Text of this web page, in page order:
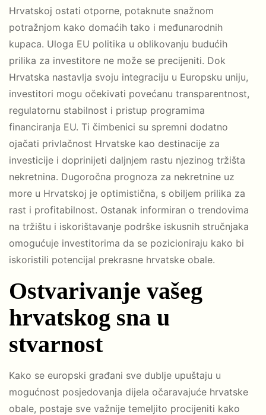
Hrvatskoj ostati otporne, potaknute snažnom
potražnjom kako domaćih tako i međunarodnih
kupaca. Uloga EU politika u oblikovanju budućih
prilika za investitore ne može se precijeniti. Dok
Hrvatska nastavlja svoju integraciju u Europsku uniju,
investitori mogu očekivati povećanu transparentnost,
regulatornu stabilnost i pristup programima
financiranja EU. Ti čimbenici su spremni dodatno
ojačati privlačnost Hrvatske kao destinacije za
investicije i doprinijeti daljnjem rastu njezinog tržišta
nekretnina. Dugoročna prognoza za nekretnine uz
more u Hrvatskoj je optimistična, s obiljem prilika za
rast i profitabilnost. Ostanak informiran o trendovima
na tržištu i iskorištavanje podrške iskusnih stručnjaka
omogućuje investitorima da se pozicioniraju kako bi
iskoristili potencijal prekrasne hrvatske obale.
Ostvarivanje vašeg
hrvatskog sna u
stvarnost
Kako se europski građani sve dublje upuštaju u
mogućnost posjedovanja dijela očaravajuće hrvatske
obale, postaje sve važnije temeljito procijeniti kako